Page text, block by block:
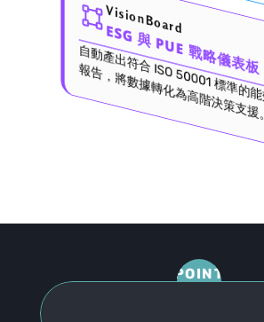
VisionBoard
ESG 與 PUE 戰略儀表板
1
POINT